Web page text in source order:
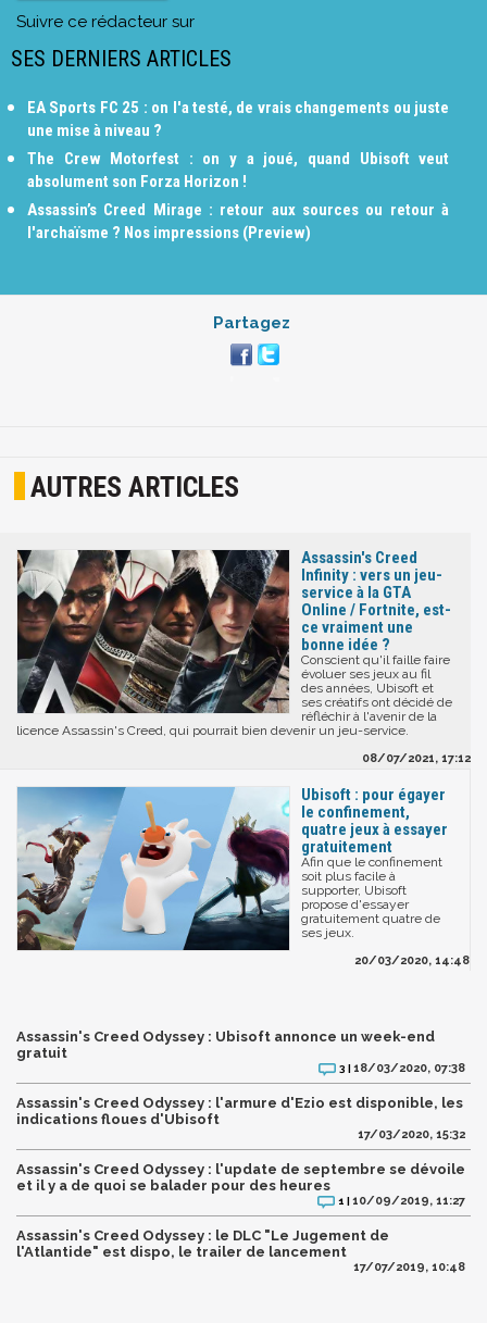
Suivre ce rédacteur sur
SES DERNIERS ARTICLES
EA Sports FC 25 : on l'a testé, de vrais changements ou juste
une mise à niveau ?
The Crew Motorfest : on y a joué, quand Ubisoft veut
absolument son Forza Horizon !
Assassin’s Creed Mirage : retour aux sources ou retour à
l'archaïsme ? Nos impressions (Preview)
Partagez
AUTRES ARTICLES
Assassin's Creed
Infinity : vers un jeu-
service à la GTA
Online / Fortnite, est-
ce vraiment une
bonne idée ?
Conscient qu'il faille faire
évoluer ses jeux au fil
des années, Ubisoft et
ses créatifs ont décidé de
réfléchir à l'avenir de la
licence Assassin's Creed, qui pourrait bien devenir un jeu-service.
08/07/2021, 17:12
Ubisoft : pour égayer
le confinement,
quatre jeux à essayer
gratuitement
Afin que le confinement
soit plus facile à
supporter, Ubisoft
propose d'essayer
gratuitement quatre de
ses jeux.
20/03/2020, 14:48
Assassin's Creed Odyssey : Ubisoft annonce un week-end
gratuit
3 | 18/03/2020, 07:38
Assassin's Creed Odyssey : l'armure d'Ezio est disponible, les
indications floues d'Ubisoft
17/03/2020, 15:32
Assassin's Creed Odyssey : l'update de septembre se dévoile
et il y a de quoi se balader pour des heures
1 | 10/09/2019, 11:27
Assassin's Creed Odyssey : le DLC "Le Jugement de
l'Atlantide" est dispo, le trailer de lancement
17/07/2019, 10:48